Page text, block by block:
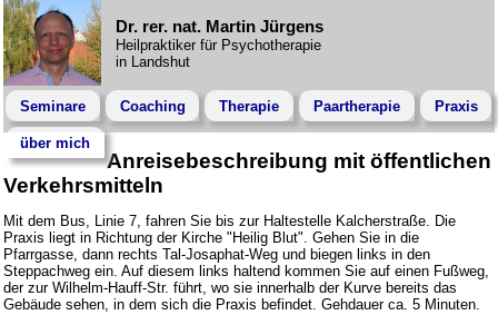
Dr. rer. nat. Martin Jürgens
Heilpraktiker für Psychotherapie
in Landshut
Seminare Coaching Therapie Paartherapie Praxis
über mich
Anreisebeschreibung mit öffentlichen
Verkehrsmitteln
Mit dem Bus, Linie 7, fahren Sie bis zur Haltestelle Kalcherstraße. Die
Praxis liegt in Richtung der Kirche "Heilig Blut". Gehen Sie in die
Pfarrgasse, dann rechts Tal-Josaphat-Weg und biegen links in den
Steppachweg ein. Auf diesem links haltend kommen Sie auf einen Fußweg,
der zur Wilhelm-Hauff-Str. führt, wo sie innerhalb der Kurve bereits das
Gebäude sehen, in dem sich die Praxis befindet. Gehdauer ca. 5 Minuten.